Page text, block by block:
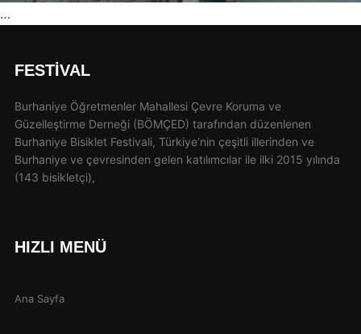
…
FESTIVAL
Burhaniye Öğretmenler Mahallesi Çevre Koruma ve
Güzelleştirme Derneği (BÖMÇED) tarafından düzenlenen
Burhaniye Bisiklet Festivali, Türkiye’nin çeşitli illerinden ve
Burhaniye ve çevresinden gelen katılımcılar ile ilki 2015 yılında
(143 bisikletçi),
HIZLI MENÜ
Ana Sayfa